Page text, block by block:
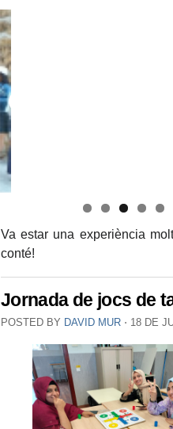
Va estar una experiència
conté!
Jornada de jocs de
POSTED BY DAVID MUR ⋅ 18 DE